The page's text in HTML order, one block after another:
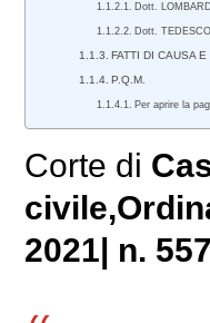
Dott.
Dott.
FATTI DI CAUSA
P.Q.M.
Per aprire la
Corte di
civile
2021| n.